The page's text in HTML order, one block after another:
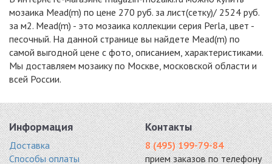
MIX24
2290 руб. / кв.м.
2290 руб. / кв.м.
-15%
2290 руб. / кв.м.
-15% -18% -20%
мозаика Mead(m) по цене 270 руб. за лист(сетку)/ 2524 руб.
за м2. Mead(m) - это мозаика коллекции серия Perla, цвет -
песочный. На данной странице вы найдете Mead(m) по
самой выгодной цене с фото, описанием, характеристиками.
Мы доставляем мозаику по Москве, московской области и
всей России.
Информация
Доставка
Способы оплаты
Контакты
8 (495) 199-79-84
прием заказов по телефону